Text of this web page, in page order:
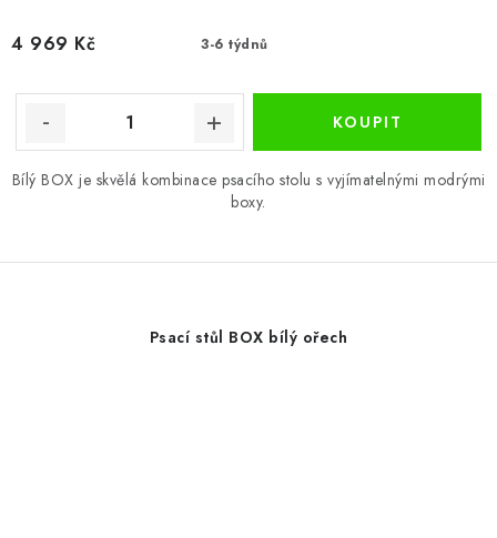
3-6 týdnů
4 969 Kč
Bílý BOX je skvělá kombinace psacího stolu s vyjímatelnými modrými
boxy.
Psací stůl BOX bílý ořech